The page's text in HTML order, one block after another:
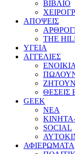
ΒΙΒΛΙΟ
ΑΠΟΨΕΙΣ
THE
ΥΓΕΙΑ
ΑΓΓΕΛΙΕΣ
ΖΗΤΟΥΝ
ΘΕΣΕΙΣ
GEEK
ΝΕΑ
SOCIAL
ΑΦΙΕΡΩΜΑΤΑ